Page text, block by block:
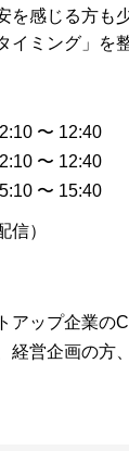
を感じる方も
イミング」を
〜 12:40
〜 12:40
〜 15:40
信）
アップ企業の
経営企画の方